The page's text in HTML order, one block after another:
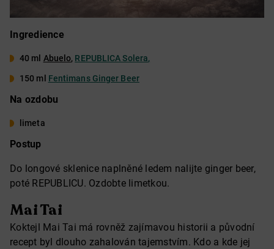
Ingredience
40 ml Abuelo, REPUBLICA Solera,
150 ml Fentimans Ginger Beer
Na ozdobu
limeta
Postup
Do longové sklenice naplněné ledem nalijte ginger beer,
poté REPUBLICU. Ozdobte limetkou.
Mai Tai
Koktejl Mai Tai má rovněž zajímavou historii a původní
recept byl dlouho zahalován tajemstvím. Kdo a kde jej